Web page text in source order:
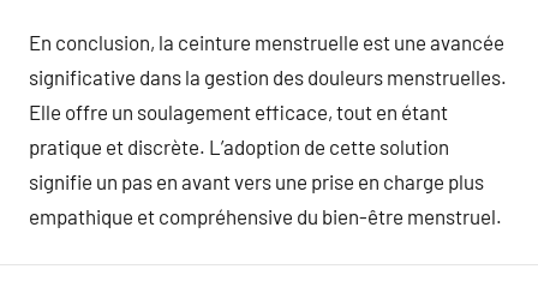
En conclusion, la ceinture menstruelle est une avancée
significative dans la gestion des douleurs menstruelles.
Elle offre un soulagement efficace, tout en étant
pratique et discrète. L’adoption de cette solution
signifie un pas en avant vers une prise en charge plus
empathique et compréhensive du bien-être menstruel.